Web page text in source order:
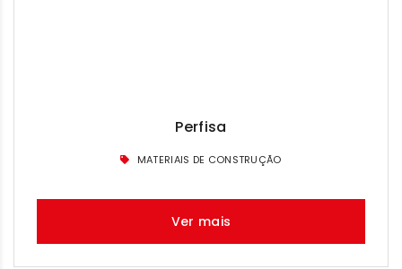
Perfisa
MATERIAIS DE CONSTRUÇÃO
Ver mais